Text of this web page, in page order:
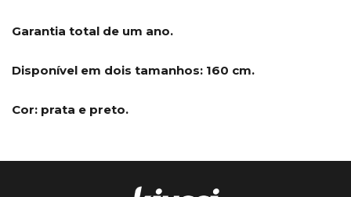
Garantia total de um ano.
Disponível em dois tamanhos: 160 cm.
Cor: prata e preto.